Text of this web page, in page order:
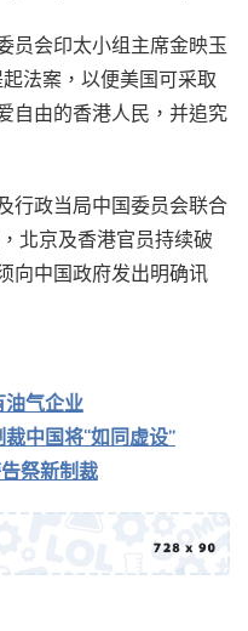
员会印太小组主席金映玉
起法案，以便美国可采取
自由的香港人民，并追究
行政当局中国委员会联合
北京及香港官员持续破
向中国政府发出明确讯
油气企业
中国将“如同虚设”
祭新制裁